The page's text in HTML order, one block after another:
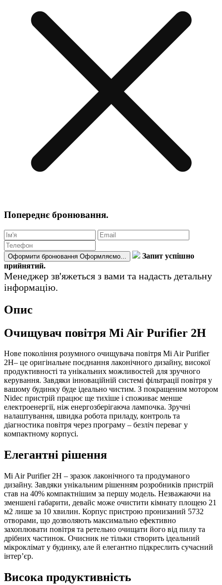
Попереднє бронювання.
Оформити бронювання Оформляємо...
Запит успішно
прийнятий.
Менеджер зв'яжеться з вами та надасть детальну
інформацію.
Опис
Очищувач повітря Mi Air Purifier 2H
Нове покоління розумного очищувача повітря Mi Air Purifier
2H– це оригінальне поєднання лаконічного дизайну, високої
продуктивності та унікальних можливостей для зручного
керування. Завдяки інноваційній системі фільтрації повітря у
вашому будинку буде ідеально чистим. З покращеним мотором
Nidec пристрій працює ще тихіше і споживає менше
електроенергії, ніж енергозберігаюча лампочка. Зручні
налаштування, швидка робота приладу, контроль та
діагностика повітря через програму – безліч переваг у
компактному корпусі.
Елегантні рішення
Mi Air Purifier 2H – зразок лаконічного та продуманого
дизайну. Завдяки унікальним рішенням розробників пристрій
став на 40% компактнішим за першу модель. Незважаючи на
зменшені габарити, девайс може очистити кімнату площею 21
м2 лише за 10 хвилин. Корпус пристрою пронизаний 5732
отворами, що дозволяють максимально ефективно
захоплювати повітря та ретельно очищати його від пилу та
дрібних частинок. Очисник не тільки створить ідеальний
мікроклімат у будинку, але й елегантно підкреслить сучасний
інтер’єр.
Висока продуктивність